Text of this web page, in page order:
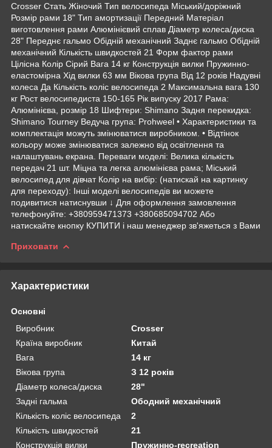
Crosser Стать Жіночий Тип велосипеда Міський/доріжний
Розмір рами 18" Тип амортизації Передний Матеріал
виготовлення рами Алюмінієвий сплав Діаметр колеса/диска
28" Переднє гальмо Обідній механічний Заднє гальмо Обідній
механічний Кількість швидкостей 21 Форм фактор рами
Цілісна Колір Сірий Вага 14 кг Конструкція вилки Пружинно-
еластомірна Хід вилки 63 мм Вікова група Від 12 років Надувні
колеса Да Кількість коліс велосипеда 2 Максимальна вага 130
кг Рост велосипедиста 150-165 Рік випуску 2017 Рама:
Алюмінієва, розмір 18 Шифтери: Shimano Задня перекидка:
Shimano Tourney Ведуча група: Prohweel • Характеристики та
комплектація можуть змінюватися виробником. • Відтінок
кольору може змінюватися залежно від освітлення та
налаштувань екрана. Переваги моделі: Велика кількість
передач 21 шт. Міцна та легка алюмінієва рама; Міський
велосипед для дівчат Колір на вибір: (натискай на картинку
для переходу): Інші моделі велосипедів ви можете
подивитися натиснувши ↓ Для оформлення замовлення
телефонуйте: +380959471373 +380685094702 Або
натискайте кнопку КУПИТИ і наш менеджер зв'яжеться з Вами
Приховати
Характеристики
Основні
Виробник
Crosser
Країна виробник
Китай
Вага
14 кг
Вікова група
З 12 років
Діаметр колеса/диска
28"
Задні гальма
Ободний механічний
Кількість коліс велосипеда
2
Кількість швидкостей
21
Конструкція вилки
Пружинно-recreation